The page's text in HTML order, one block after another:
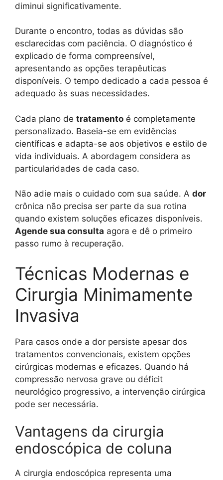
diminui significativamente.
Durante o encontro, todas as dúvidas são
esclarecidas com paciência. O diagnóstico é
explicado de forma compreensível,
apresentando as opções terapêuticas
disponíveis. O tempo dedicado a cada pessoa é
adequado às suas necessidades.
Cada plano de tratamento é completamente
personalizado. Baseia-se em evidências
científicas e adapta-se aos objetivos e estilo de
vida individuais. A abordagem considera as
particularidades de cada caso.
Não adie mais o cuidado com sua saúde. A dor
crônica não precisa ser parte da sua rotina
quando existem soluções eficazes disponíveis.
Agende sua consulta agora e dê o primeiro
passo rumo à recuperação.
Técnicas Modernas e
Cirurgia Minimamente
Invasiva
Para casos onde a dor persiste apesar dos
tratamentos convencionais, existem opções
cirúrgicas modernas e eficazes. Quando há
compressão nervosa grave ou déficit
neurológico progressivo, a intervenção cirúrgica
pode ser necessária.
Vantagens da cirurgia
endoscópica de coluna
A cirurgia endoscópica representa uma